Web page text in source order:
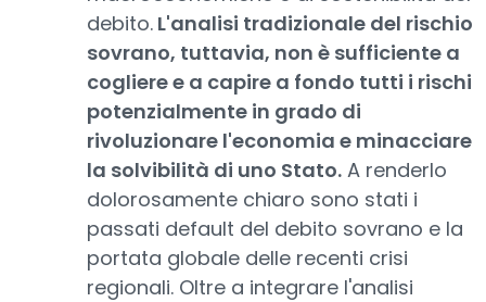
debito. L'analisi tradizionale del rischio
sovrano, tuttavia, non è sufficiente a
cogliere e a capire a fondo tutti i rischi
potenzialmente in grado di
rivoluzionare l'economia e minacciare
la solvibilità di uno Stato. A renderlo
dolorosamente chiaro sono stati i
passati default del debito sovrano e la
portata globale delle recenti crisi
regionali. Oltre a integrare l'analisi